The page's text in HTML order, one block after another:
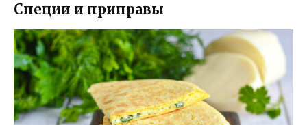
Специи и приправы